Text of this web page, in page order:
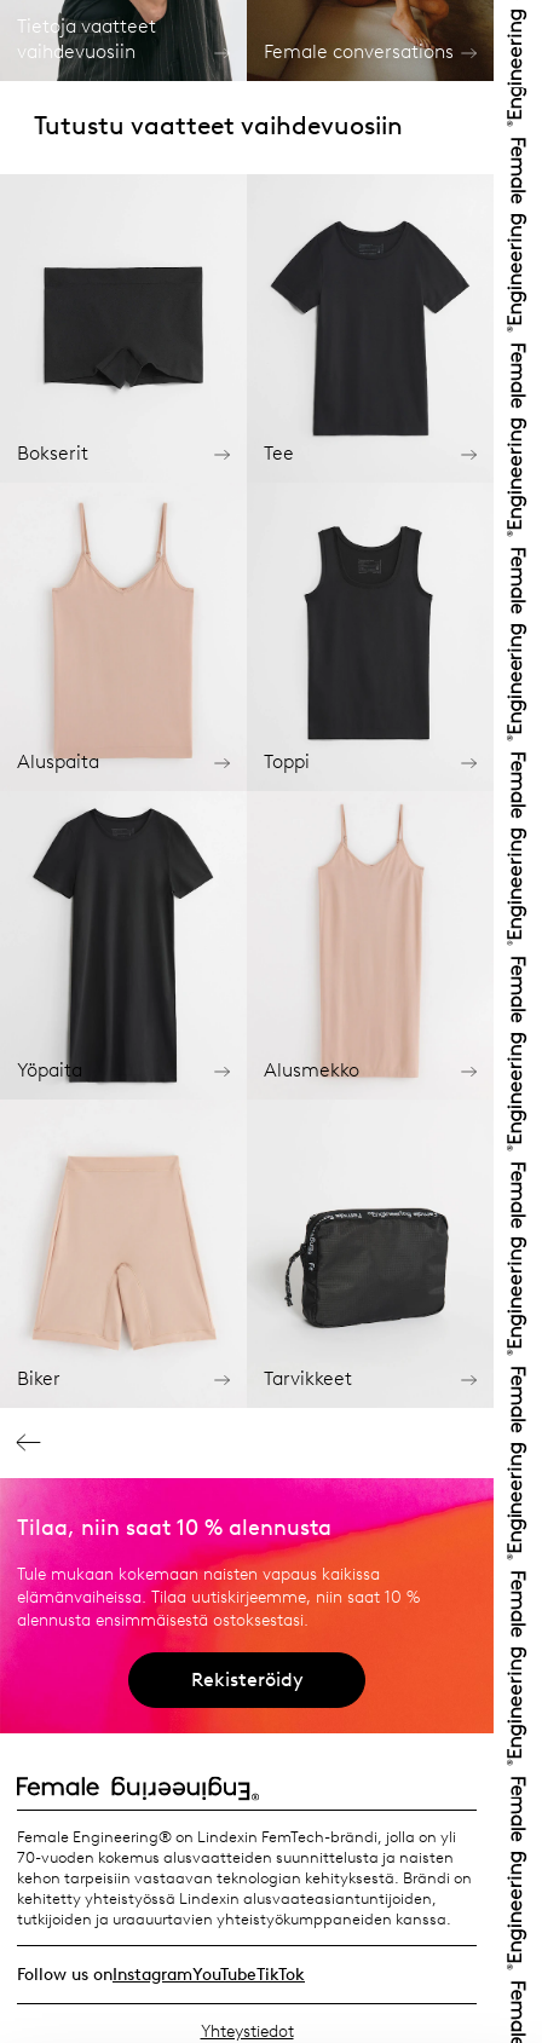
Tietoja vaatteet
vaihdevuosiin
Female conversations
Tutustu vaatteet vaihdevuosiin
Bokserit Tee
Aluspaita Toppi
Yöpaita Alusmekko
Biker Tarvikkeet
Tilaa, niin saat 10 % alennusta
Tule mukaan kokemaan naisten vapaus kaikissa
elämänvaiheissa. Tilaa uutiskirjeemme, niin saat 10 %
alennusta ensimmäisestä ostoksestasi.
Rekisteröidy
Female Engineering® on Lindexin FemTech-brändi, jolla on yli
70-vuoden kokemus alusvaatteiden suunnittelusta ja naisten
kehon tarpeisiin vastaavan teknologian kehityksestä. Brändi on
kehitetty yhteistyössä Lindexin alusvaateasiantuntijoiden,
tutkijoiden ja uraauurtavien yhteistyökumppaneiden kanssa.
Follow us onInstagramYouTubeTikTok
Yhteystiedot